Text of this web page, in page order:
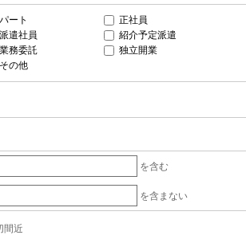
パート
正社員
派遣社員
紹介予定派遣
業務委託
独立開業
その他
を含む
を含まない
間近